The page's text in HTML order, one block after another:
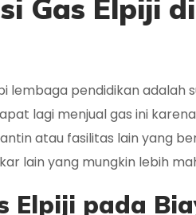
Gas Elpiji
lembaga pendidikan adalah
lagi menjual gas ini
atau fasilitas lain yang
lain yang mungkin lebih
Elpiji pada